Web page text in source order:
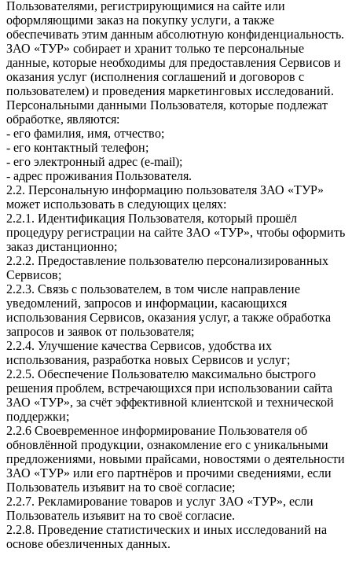
Пользователями, регистрирующимися на сайте или
оформляющими заказ на покупку услуги, а также
обеспечивать этим данным абсолютную конфиденциальность.
ЗАО «ТУР» собирает и хранит только те персональные
данные, которые необходимы для предоставления Сервисов и
оказания услуг (исполнения соглашений и договоров с
пользователем) и проведения маркетинговых исследований.
Персональными данными Пользователя, которые подлежат
обработке, являются:
- его фамилия, имя, отчество;
- его контактный телефон;
- его электронный адрес (e-mail);
- адрес проживания Пользователя.
2.2. Персональную информацию пользователя ЗАО «ТУР»
может использовать в следующих целях:
2.2.1. Идентификация Пользователя, который прошёл
процедуру регистрации на сайте ЗАО «ТУР», чтобы оформить
заказ дистанционно;
2.2.2. Предоставление пользователю персонализированных
Сервисов;
2.2.3. Связь с пользователем, в том числе направление
уведомлений, запросов и информации, касающихся
использования Сервисов, оказания услуг, а также обработка
запросов и заявок от пользователя;
2.2.4. Улучшение качества Сервисов, удобства их
использования, разработка новых Сервисов и услуг;
2.2.5. Обеспечение Пользователю максимально быстрого
решения проблем, встречающихся при использовании сайта
ЗАО «ТУР», за счёт эффективной клиентской и технической
поддержки;
2.2.6 Своевременное информирование Пользователя об
обновлённой продукции, ознакомление его с уникальными
предложениями, новыми прайсами, новостями о деятельности
ЗАО «ТУР» или его партнёров и прочими сведениями, если
Пользователь изъявит на то своё согласие;
2.2.7. Рекламирование товаров и услуг ЗАО «ТУР», если
Пользователь изъявит на то своё согласие.
2.2.8. Проведение статистических и иных исследований на
основе обезличенных данных.